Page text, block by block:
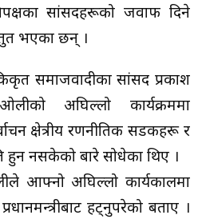
सांसदहरूको जवाफ दिने
भएका छन् ।
समाजवादीका सांसद प्रकाश
अघिल्लो कार्यक्रममा
क्षेत्रीय रणनीतिक सडकहरू र
हुन नसकेको बारे सोधेका थिए ।
आफ्नो अघिल्लो कार्यकालमा
हट्नुपरेको बताए ।